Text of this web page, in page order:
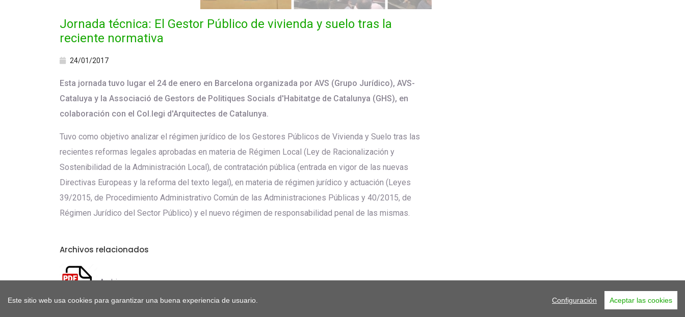
Este sitio web usa cookies para garantizar una buena experiencia de usuario. Configuración Aceptar las cookies
Jornada técnica: El Gestor Público de vivienda y suelo tras la
reciente normativa
24/01/2017
Esta jornada tuvo lugar el 24 de enero en Barcelona organizada por AVS (Grupo Jurídico), AVS-
Cataluya y la Associació de Gestors de Politiques Socials d'Habitatge de Catalunya (GHS), en
colaboración con el Col.legi d'Arquitectes de Catalunya.
Tuvo como objetivo analizar el régimen jurídico de los Gestores Públicos de Vivienda y Suelo tras las
recientes reformas legales aprobadas en materia de Régimen Local (Ley de Racionalización y
Sostenibilidad de la Administración Local), de contratación pública (entrada en vigor de las nuevas
Directivas Europeas y la reforma del texto legal), en materia de régimen jurídico y actuación (Leyes
39/2015, de Procedimiento Administrativo Común de las Administraciones Públicas y 40/2015, de
Régimen Jurídico del Sector Público) y el nuevo régimen de responsabilidad penal de las mismas.
Archivos relacionados
Archivo